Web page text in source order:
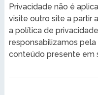
Privacidade não é
visite outro site a partir
a política de
responsabilizamos
conteúdo presente em